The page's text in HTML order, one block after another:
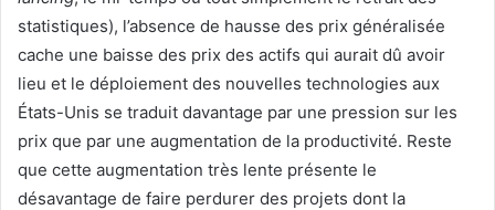
statistiques), l’absence de hausse des prix généralisée
cache une baisse des prix des actifs qui aurait dû avoir
lieu et le déploiement des nouvelles technologies aux
États-Unis se traduit davantage par une pression sur les
prix que par une augmentation de la productivité. Reste
que cette augmentation très lente présente le
désavantage de faire perdurer des projets dont la